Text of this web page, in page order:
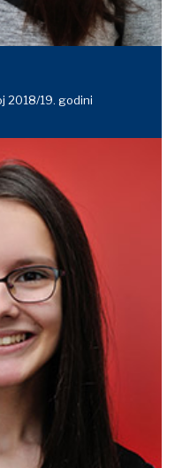
2018/19. godini